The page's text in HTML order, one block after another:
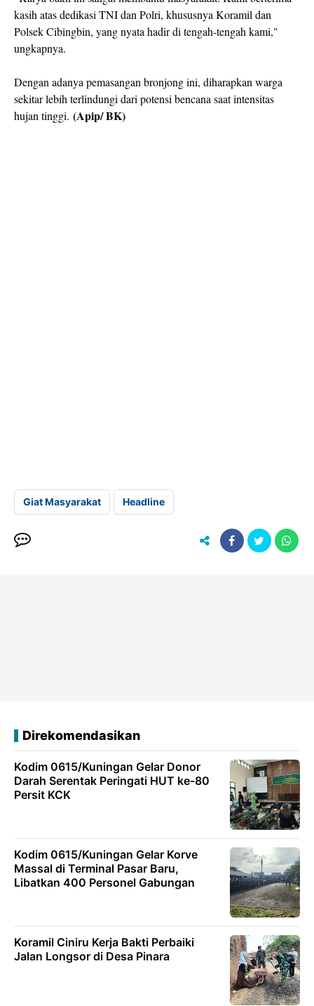
kasih atas dedikasi TNI dan Polri, khususnya Koramil dan
Polsek Cibingbin, yang nyata hadir di tengah-tengah kami,"
ungkapnya.
Dengan adanya pemasangan bronjong ini, diharapkan warga
sekitar lebih terlindungi dari potensi bencana saat intensitas
hujan tinggi. (Apip/ BK)
Giat Masyarakat Headline
Direkomendasikan
Kodim 0615/Kuningan Gelar Donor
Darah Serentak Peringati HUT ke-80
Persit KCK
Kodim 0615/Kuningan Gelar Korve
Massal di Terminal Pasar Baru,
Libatkan 400 Personel Gabungan
Koramil Ciniru Kerja Bakti Perbaiki
Jalan Longsor di Desa Pinara